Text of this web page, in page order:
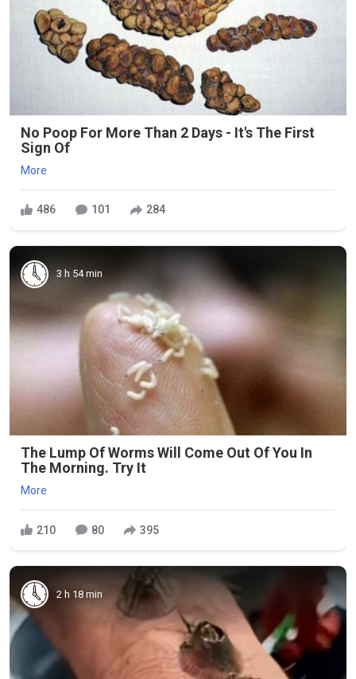
No Poop For More Than 2 Days - It's The First
Sign Of
More
486 101 284
3 h 54 min
The Lump Of Worms Will Come Out Of You In
The Morning. Try It
More
210 80 395
2 h 18 min